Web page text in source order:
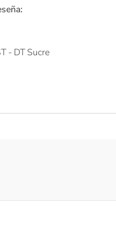
- DT Sucre